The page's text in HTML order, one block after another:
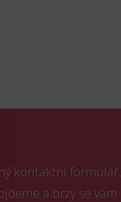
kontaktní formulář.
a brzy se vám